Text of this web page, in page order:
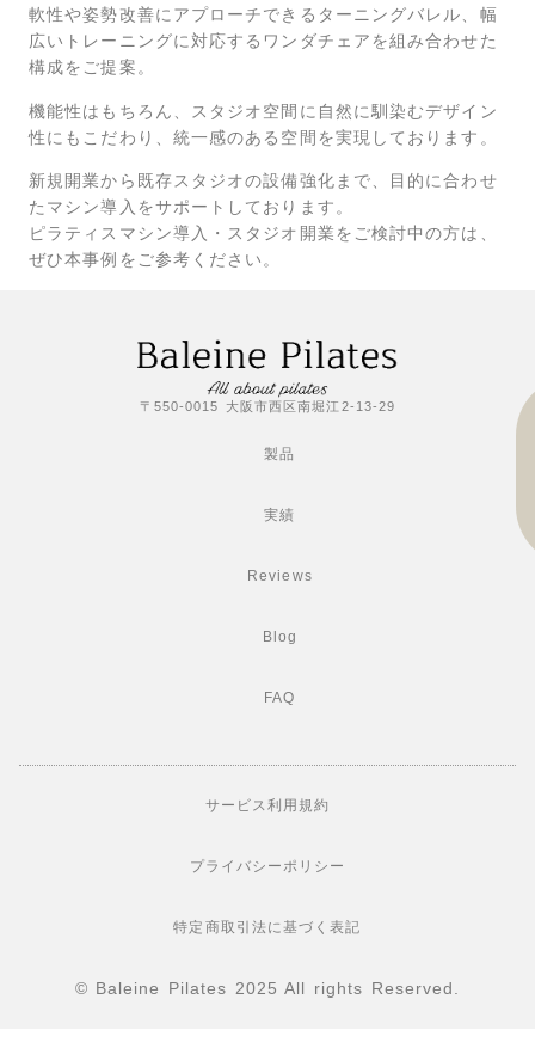
軟性や姿勢改善にアプローチできるターニングバレル、幅
広いトレーニングに対応するワンダチェアを組み合わせた
構成をご提案。
機能性はもちろん、スタジオ空間に自然に馴染むデザイン
性にもこだわり、統一感のある空間を実現しております。
新規開業から既存スタジオの設備強化まで、目的に合わせ
たマシン導入をサポートしております。
ピラティスマシン導入・スタジオ開業をご検討中の方は、
ぜひ本事例をご参考ください。
〒550-0015 大阪市西区南堀江2-13-29
製品
実績
Reviews
Blog
FAQ
© Baleine Pilates 2025 All rights Reserved.
サービス利用規約
プライバシーポリシー
特定商取引法に基づく表記